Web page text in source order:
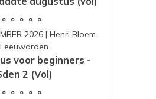
2026 | Henri Bloem
Leeuwarden
voor beginners -
2 (Vol)